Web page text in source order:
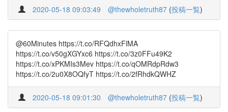
2020-05-18 09:03:49 @thewholetruth87 (投稿一覧)
@60Minutes https://t.co/RFQdhxFlMA
https://t.co/v50gXGYxc6 https://t.co/3z0FFu49K2
https://t.co/xPKMIs3Mev https://t.co/qOMRdpRdw3
https://t.co/2u0X8OQfyT https://t.co/2fRhdkQWHZ
2020-05-18 09:01:30 @thewholetruth87 (投稿一覧)